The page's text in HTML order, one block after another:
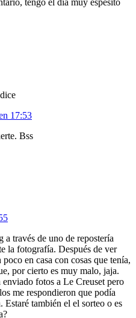
dice
17:53
Bss
a través de uno de repostería
la fotografía. Después de ver
en casa con cosas que tenía,
por cierto es muy malo, jaja.
fotos a Le Creuset pero
me respondieron que podía
Estaré también el el sorteo o es